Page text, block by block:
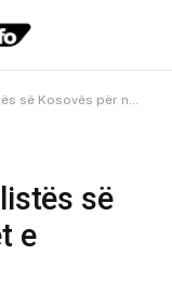
për ndeshjet e shtatorit
së
e